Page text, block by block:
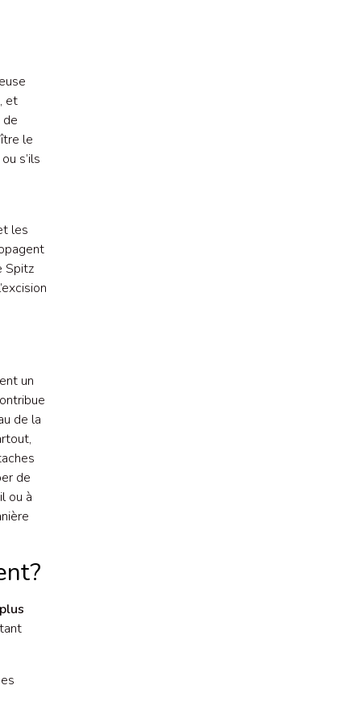
et
le
s’ils
les
Spitz
un
de la
de
ou à